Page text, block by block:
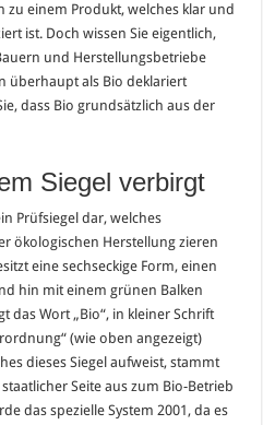
zu einem Produkt, welches klar und
ist. Doch wissen Sie eigentlich,
und Herstellungsbetriebe
überhaupt als Bio deklariert
dass Bio grundsätzlich aus der
Siegel verbirgt
Prüfsiegel dar, welches
ökologischen Herstellung zieren
eine sechseckige Form, einen
hin mit einem grünen Balken
das Wort „Bio“, in kleiner Schrift
(wie oben angezeigt)
dieses Siegel aufweist, stammt
Seite aus zum Bio-Betrieb
das spezielle System 2001, da es